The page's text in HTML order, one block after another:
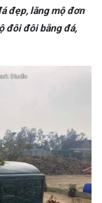
đẹp, lăng mộ đơn
đôi đôi bằng đá,